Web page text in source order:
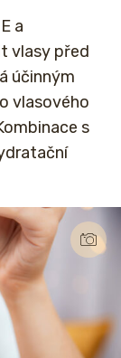
a
vlasy před
účinným
vlasového
s